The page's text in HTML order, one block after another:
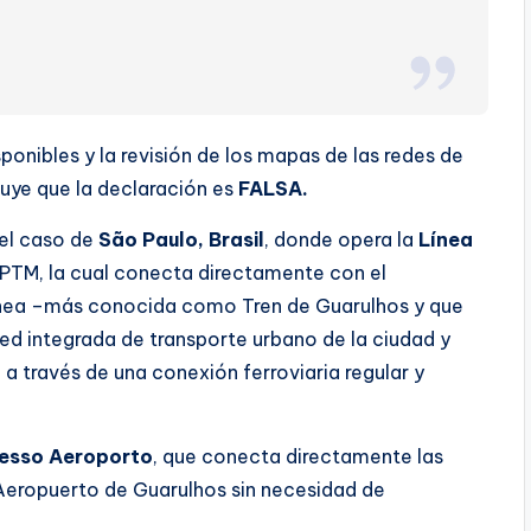
y la revisión de los mapas de las redes de
que la declaración es FALSA.
caso de São Paulo, Brasil, donde opera la Línea
la cual conecta directamente con el
–más conocida como Tren de Guarulhos y que
integrada de transporte urbano de la ciudad y
través de una conexión ferroviaria regular y
Aeroporto, que conecta directamente las
de Guarulhos sin necesidad de